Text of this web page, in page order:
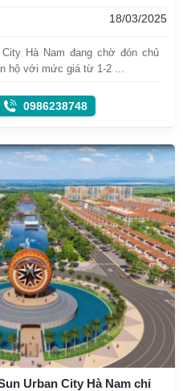
18/03/2025
Hà Nam đang chờ đón chủ
hộ với mức giá từ 1-2 ...
0986238748
Urban City Hà Nam chỉ